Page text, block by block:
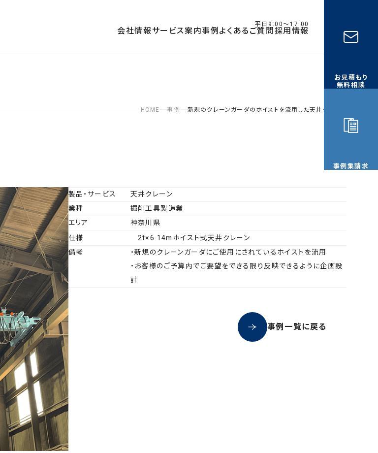
会社情報
拠点一覧・アクセス
サービス案内
修理・カスタマイズ
事例よくあるご質問採用情報
平日9:00〜17:00
お見積もり
無料相談
事例集請求
HOME 事例 新規のクレーンガーダのホイストを流用した天井クレーン
製品・サービス
天井クレーン
業種
掘削工具製造業
エリア
神奈川県
仕様
2t×6.14mホイスト式天井クレーン
備考
・新規のクレーンガーダにご使用にされているホイストを流用
・お客様のご予算内でご要望をできる限り反映できるように企画設
計
事例一覧に戻る